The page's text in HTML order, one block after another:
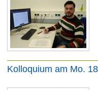
Kolloquium am Mo.